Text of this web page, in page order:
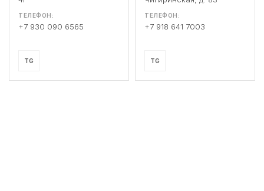
ТЕЛЕФОН:
+7 930 090 6565
TG
ТЕЛЕФОН:
+7 918 641 7003
TG